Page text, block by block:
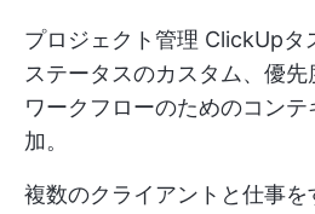
プロジェクト管理 ClickUpタ
ステータスのカスタム、優
ワークフローのためのコン
加。
複数のクライアントと仕事